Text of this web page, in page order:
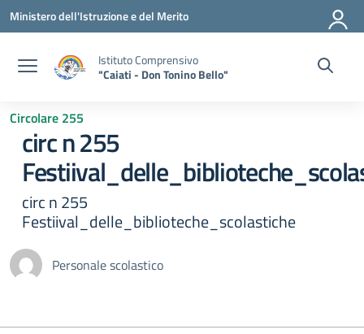
Vai ai contenuti
Vai al menu di navigazione
Vai al footer
Ministero dell'Istruzione e del Merito
Istituto Comprensivo
"Caiati - Don Tonino Bello"
Circolare 255
circ n 255
circ n 255
Festiival_delle_biblioteche_scolastiche
Personale scolastico